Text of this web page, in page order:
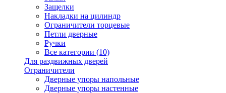
Защелки
Накладки на цилиндр
Ограничители торцевые
Петли дверные
Ручки
Все категории (10)
Для раздвижных дверей
Ограничители
Дверные упоры напольные
Дверные упоры настенные